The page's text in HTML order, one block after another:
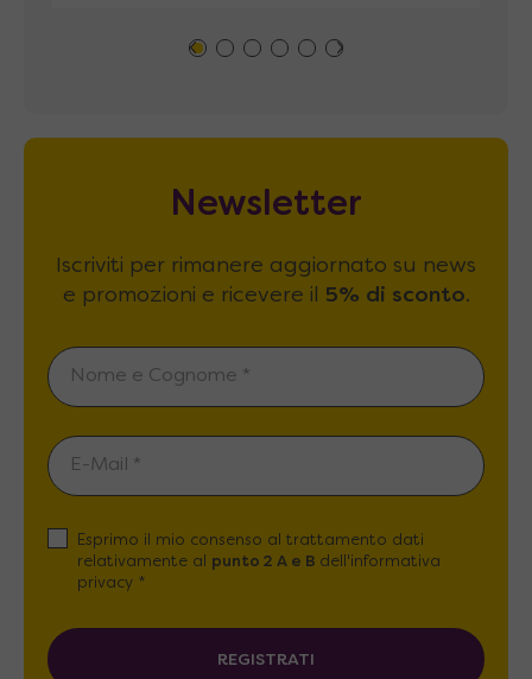
Newsletter
Iscriviti per rimanere aggiornato su news
e promozioni e ricevere il 5% di sconto.
Esprimo il mio consenso al trattamento dati
relativamente al
punto 2 A e B dell'informativa
privacy *
REGISTRATI